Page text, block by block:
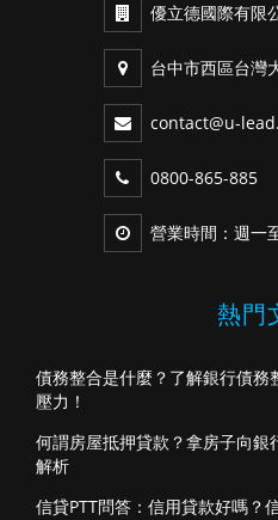
優立德國際有限
台中市西區台灣
contact@u-
0800-865-885
營業時間：週一
熱門
債務整合是什麼？了解銀行債
壓力！
何謂房屋抵押貸款？拿房子向銀
解析
信貸PTT問答：信用貸款好嗎？